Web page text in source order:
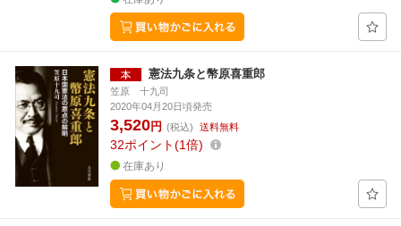
憲法九条と幣原喜重郎
笠原 十九司
2020年04月20日頃発売
3,520円 (税込) 送料無料
32ポイント 1倍
在庫あり